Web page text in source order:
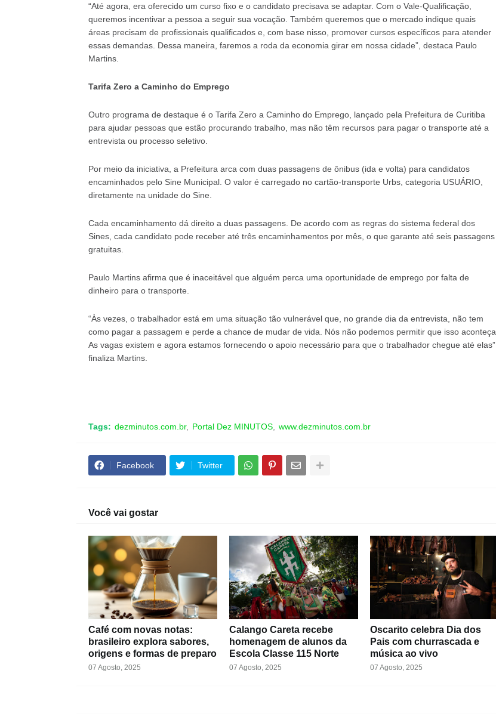
“Até agora, era oferecido um curso fixo e o candidato precisava se adaptar. Com o Vale-Qualificação,
queremos incentivar a pessoa a seguir sua vocação. Também queremos que o mercado indique quais
áreas precisam de profissionais qualificados e, com base nisso, promover cursos específicos para atender
essas demandas. Dessa maneira, faremos a roda da economia girar em nossa cidade”, destaca Paulo
Martins.
Tarifa Zero a Caminho do Emprego
Outro programa de destaque é o Tarifa Zero a Caminho do Emprego, lançado pela Prefeitura de Curitiba
para ajudar pessoas que estão procurando trabalho, mas não têm recursos para pagar o transporte até a
entrevista ou processo seletivo.
Por meio da iniciativa, a Prefeitura arca com duas passagens de ônibus (ida e volta) para candidatos
encaminhados pelo Sine Municipal. O valor é carregado no cartão-transporte Urbs, categoria USUÁRIO,
diretamente na unidade do Sine.
Cada encaminhamento dá direito a duas passagens. De acordo com as regras do sistema federal dos
Sines, cada candidato pode receber até três encaminhamentos por mês, o que garante até seis passagens
gratuitas.
Paulo Martins afirma que é inaceitável que alguém perca uma oportunidade de emprego por falta de
dinheiro para o transporte.
“Às vezes, o trabalhador está em uma situação tão vulnerável que, no grande dia da entrevista, não tem
como pagar a passagem e perde a chance de mudar de vida. Nós não podemos permitir que isso aconteça.
As vagas existem e agora estamos fornecendo o apoio necessário para que o trabalhador chegue até elas”,
finaliza Martins.
Tags: dezminutos.com.br Portal Dez MINUTOS www.dezminutos.com.br
Facebook Twitter
Você vai gostar
Café com novas notas:
brasileiro explora sabores,
origens e formas de preparo
07 Agosto, 2025
Calango Careta recebe
homenagem de alunos da
Escola Classe 115 Norte
07 Agosto, 2025
Oscarito celebra Dia dos
Pais com churrascada e
música ao vivo
07 Agosto, 2025